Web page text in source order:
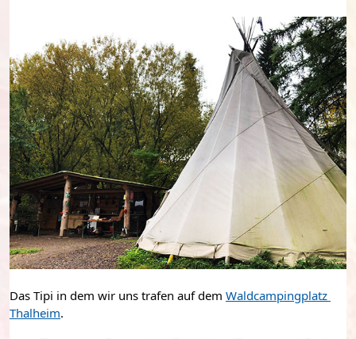
Das Tipi in dem wir uns trafen auf dem Waldcampingplatz
Thalheim.